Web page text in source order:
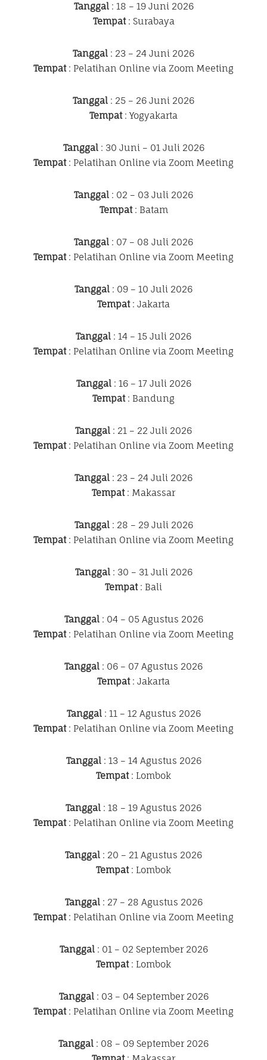
Tanggal: 18 – 19 Juni 2026
Tempat: Surabaya
Tanggal : 23 – 24 Juni 2026
Tempat: Pelatihan Online via Zoom Meeting
Tanggal : 25 – 26 Juni 2026
Tempat: Yogyakarta
Tanggal: 30 Juni – 01 Juli 2026
Tempat: Pelatihan Online via Zoom Meeting
Tanggal : 02 – 03 Juli 2026
Tempat: Batam
Tanggal : 07 – 08 Juli 2026
Tempat: Pelatihan Online via Zoom Meeting
Tanggal : 09 – 10 Juli 2026
Tempat: Jakarta
Tanggal : 14 – 15 Juli 2026
Tempat: Pelatihan Online via Zoom Meeting
Tanggal: 16 – 17 Juli 2026
Tempat: Bandung
Tanggal : 21 – 22 Juli 2026
Tempat: Pelatihan Online via Zoom Meeting
Tanggal : 23 – 24 Juli 2026
Tempat: Makassar
Tanggal: 28 – 29 Juli 2026
Tempat: Pelatihan Online via Zoom Meeting
Tanggal: 30 – 31 Juli 2026
Tempat: Bali
Tanggal: 04 – 05 Agustus 2026
Tempat: Pelatihan Online via Zoom Meeting
Tanggal : 06 – 07 Agustus 2026
Tempat: Jakarta
Tanggal: 11 – 12 Agustus 2026
Tempat: Pelatihan Online via Zoom Meeting
Tanggal: 13 – 14 Agustus 2026
Tempat: Lombok
Tanggal : 18 – 19 Agustus 2026
Tempat: Pelatihan Online via Zoom Meeting
Tanggal : 20 – 21 Agustus 2026
Tempat: Lombok
Tanggal: 27 – 28 Agustus 2026
Tempat: Pelatihan Online via Zoom Meeting
Tanggal: 01 – 02 September 2026
Tempat: Lombok
Tanggal: 03 – 04 September 2026
Tempat: Pelatihan Online via Zoom Meeting
Tanggal : 08 – 09 September 2026